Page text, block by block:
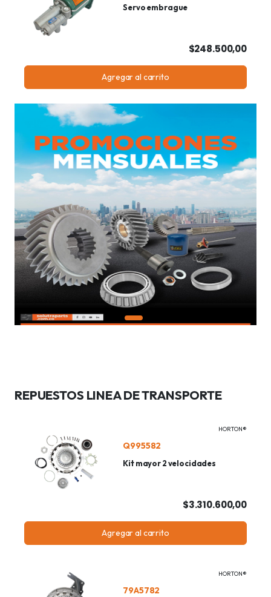
Servo embrague
$248.500,00
Agregar al carrito
REPUESTOS LINEA DE TRANSPORTE
HORTON®
Q995582
Kit mayor 2 velocidades
$3.310.600,00
Agregar al carrito
HORTON®
79A5782